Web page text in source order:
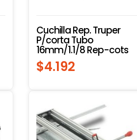
Cuchilla Rep. Truper
P/corta Tubo
16mm/1.1/8 Rep-cots
$4.192